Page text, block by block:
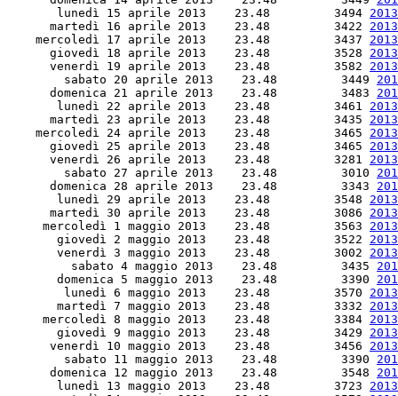
       lunedì 15 aprile 2013    23.48         3494
      martedì 16 aprile 2013    23.48         3422
    mercoledì 17 aprile 2013    23.48         3437
      giovedì 18 aprile 2013    23.48         3528
      venerdì 19 aprile 2013    23.48         3582
        sabato 20 aprile 2013    23.48         3449
      domenica 21 aprile 2013    23.48         3483
       lunedì 22 aprile 2013    23.48         3461
      martedì 23 aprile 2013    23.48         3435
    mercoledì 24 aprile 2013    23.48         3465
      giovedì 25 aprile 2013    23.48         3465
      venerdì 26 aprile 2013    23.48         3281
        sabato 27 aprile 2013    23.48         3010
      domenica 28 aprile 2013    23.48         3343
       lunedì 29 aprile 2013    23.48         3548
      martedì 30 aprile 2013    23.48         3086
     mercoledì 1 maggio 2013    23.48         3563
       giovedì 2 maggio 2013    23.48         3522
       venerdì 3 maggio 2013    23.48         3002
         sabato 4 maggio 2013    23.48         3435
       domenica 5 maggio 2013    23.48         3390
        lunedì 6 maggio 2013    23.48         3570
       martedì 7 maggio 2013    23.48         3332
     mercoledì 8 maggio 2013    23.48         3384
       giovedì 9 maggio 2013    23.48         3429
      venerdì 10 maggio 2013    23.48         3456
        sabato 11 maggio 2013    23.48         3390
      domenica 12 maggio 2013    23.48         3548
       lunedì 13 maggio 2013    23.48         3723